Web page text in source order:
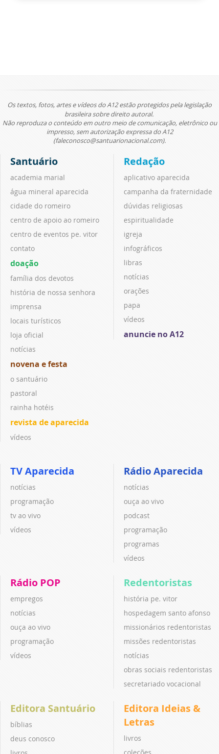
Os textos, fotos, artes e vídeos do A12 estão protegidos pela legislação
brasileira sobre direito autoral.
Não reproduza o conteúdo em outro meio de comunicação, eletrônico ou
impresso, sem autorização expressa do A12
(faleconosco@santuarionacional.com).
Santuário
academia marial
água mineral aparecida
cidade do romeiro
centro de apoio ao romeiro
centro de eventos pe. vitor
contato
doação
família dos devotos
história de nossa senhora
imprensa
locais turísticos
loja oficial
notícias
novena e festa
o santuário
pastoral
rainha hotéis
revista de aparecida
vídeos
Redação
aplicativo aparecida
campanha da fraternidade
dúvidas religiosas
espiritualidade
igreja
infográficos
libras
notícias
orações
papa
vídeos
anuncie no A12
TV Aparecida
notícias
programação
tv ao vivo
vídeos
Rádio Aparecida
notícias
ouça ao vivo
podcast
programação
programas
vídeos
Rádio POP
empregos
notícias
ouça ao vivo
programação
vídeos
Redentoristas
história pe. vitor
hospedagem santo afonso
missionários redentoristas
missões redentoristas
notícias
obras sociais redentoristas
secretariado vocacional
Editora Santuário
bíblias
deus conosco
Editora Ideias &
Letras
livros